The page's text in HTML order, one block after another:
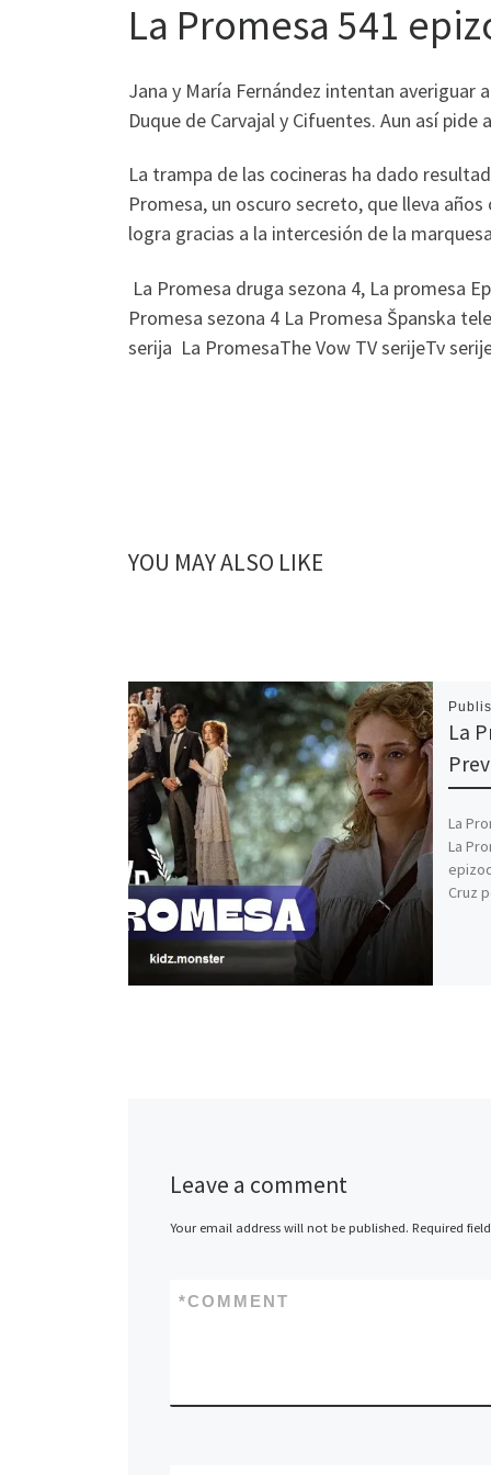
La Promesa 541
Jana y María Fernández intentan averiguar
Duque de Carvajal y Cifuentes. Aun así
La trampa de las cocineras ha dado
Promesa, un oscuro secreto, que lleva
logra gracias a la intercesión de la
La Promesa druga sezona 4, La promesa
Promesa sezona 4 La Promesa Španska
serija La PromesaThe Vow TV serijeTv
YOU MAY ALSO LIKE
La
La
La
Cruz
Leave a comment
Your email address will not be published. Required
COMMENT
*